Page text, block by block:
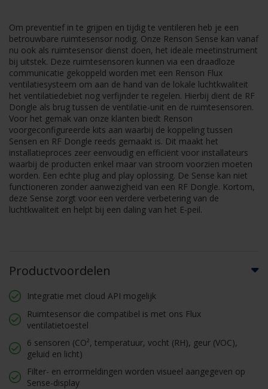
Om preventief in te grijpen en tijdig te ventileren heb je een
betrouwbare ruimtesensor nodig. Onze Renson Sense kan vanaf
nu ook als ruimtesensor dienst doen, het ideale meetinstrument
bij uitstek. Deze ruimtesensoren kunnen via een draadloze
communicatie gekoppeld worden met een Renson Flux
ventilatiesysteem om aan de hand van de lokale luchtkwaliteit
het ventilatiedebiet nog verfijnder te regelen. Hierbij dient de RF
Dongle als brug tussen de ventilatie-unit en de ruimtesensoren.
Voor het gemak van onze klanten biedt Renson
voorgeconfigureerde kits aan waarbij de koppeling tussen
Sensen en RF Dongle reeds gemaakt is. Dit maakt het
installatieproces zeer eenvoudig en efficiënt voor installateurs
waarbij de producten enkel maar van stroom voorzien moeten
worden. Een echte plug and play oplossing. De Sense kan niet
functioneren zonder aanwezigheid van een RF Dongle. Kortom,
deze Sense zorgt voor een verdere verbetering van de
luchtkwaliteit en helpt bij een daling van het E-peil.
Productvoordelen
Integratie met cloud API mogelijk
Ruimtesensor die compatibel is met ons Flux
ventilatietoestel
6 sensoren (CO², temperatuur, vocht (RH), geur (VOC),
geluid en licht)
Filter- en errormeldingen worden visueel aangegeven op
Sense-display